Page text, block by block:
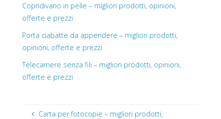
Copridivano in pelle – migliori prodotti, opinioni,
offerte e prezzi
Porta ciabatte da appendere – migliori prodotti,
opinioni, offerte e prezzi
Telecamere senza fili – migliori prodotti, opinioni,
offerte e prezzi
Carta per fotocopie – migliori prodotti,